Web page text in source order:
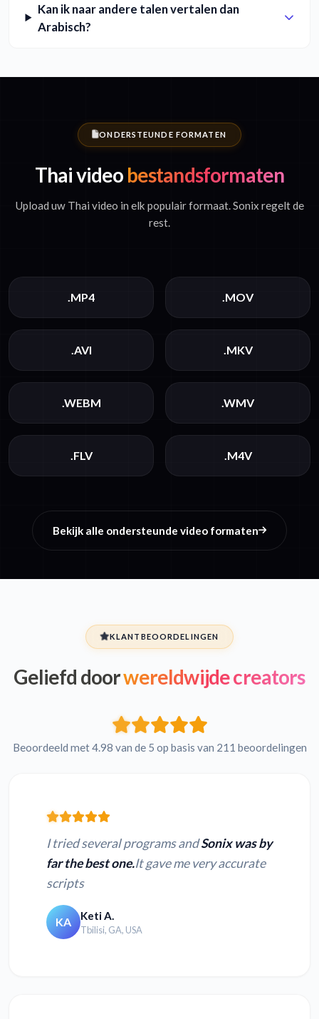
Kan ik naar andere talen vertalen dan
Arabisch?
ONDERSTEUNDE FORMATEN
Thai video bestandsformaten
Upload uw Thai video in elk populair formaat. Sonix regelt de
rest.
.MP4 .MOV
.AVI .MKV
.WEBM .WMV
.FLV .M4V
Bekijk alle ondersteunde video formaten
KLANTBEOORDELINGEN
Geliefd doorwereldwijde creators
Beoordeeld met 4.98 van de 5 op basis van 211 beoordelingen
I tried several programs andSonix was by
far the best one.It gave me very accurate
scripts
KA Keti A.
Tbilisi, GA, USA